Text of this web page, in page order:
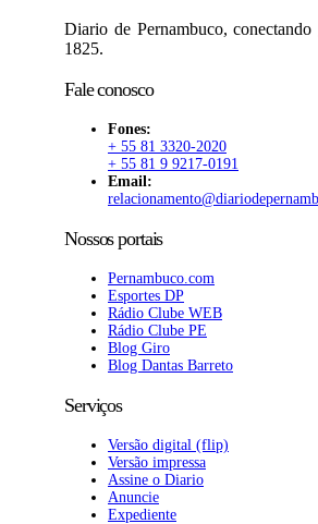
Diario de Pernambuco, conectando
1825.
Fale conosco
Fones:
+ 55 81 3320-2020
+ 55 81 9 9217-0191
Email:
Nossos portais
Pernambuco.com
Esportes DP
Rádio Clube WEB
Rádio Clube PE
Blog Giro
Blog Dantas Barreto
Serviços
Versão digital (flip)
Versão impressa
Assine o Diario
Anuncie
Expediente